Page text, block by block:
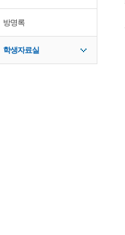
방명록
학생자료실